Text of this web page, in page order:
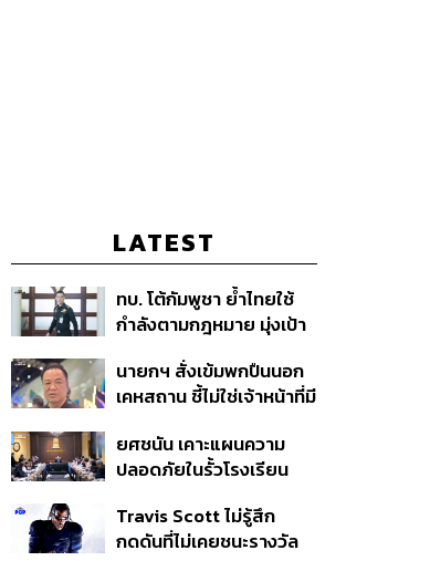
LATEST
ทบ. โต้กัมพูชา ย้ำไทยใช้
กำลังตามกฎหมาย มุ่งเป้า
หายไทยไม่อาจลบด้วย
ข้อมูลบิดเบือน
นายกฯ สั่งเข้มพกปืนนอก
เคหสถาน ชี้ไม่ใช่เจ้าหน้าที่มี
ก่อเหตุ เจ้าของร่วมรับผิด
ยศชนัน เคาะแผนความ
ปลอดภัยในรั้วโรงเรียน
ดูแล-คุมเข้มคัดกรองสิ่ง
ผิดกฎหมาย
Travis Scott ไม่รู้สึก
กดดันที่ไม่เคยชนะรางวัล